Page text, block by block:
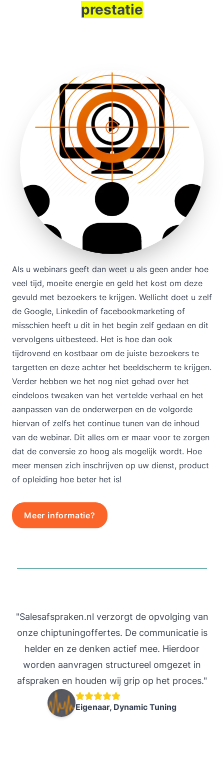
prestatie
Als u webinars geeft dan weet u als geen ander hoe
veel tijd, moeite energie en geld het kost om deze
gevuld met bezoekers te krijgen. Wellicht doet u zelf
de Google, Linkedin of facebookmarketing of
misschien heeft u dit in het begin zelf gedaan en dit
vervolgens uitbesteed. Het is hoe dan ook
tijdrovend en kostbaar om de juiste bezoekers te
targetten en deze achter het beeldscherm te krijgen.
Verder hebben we het nog niet gehad over het
eindeloos tweaken van het vertelde verhaal en het
aanpassen van de onderwerpen en de volgorde
hiervan of zelfs het continue tunen van de inhoud
van de webinar. Dit alles om er maar voor te zorgen
dat de conversie zo hoog als mogelijk wordt. Hoe
meer mensen zich inschrijven op uw dienst, product
of opleiding hoe beter het is!
Meer informatie?
"Salesafspraken.nl verzorgt de opvolging van
onze chiptuningoffertes. De communicatie is
helder en ze denken actief mee. Hierdoor
worden aanvragen structureel omgezet in
afspraken en houden wij grip op het proces."
Eigenaar, Dynamic Tuning